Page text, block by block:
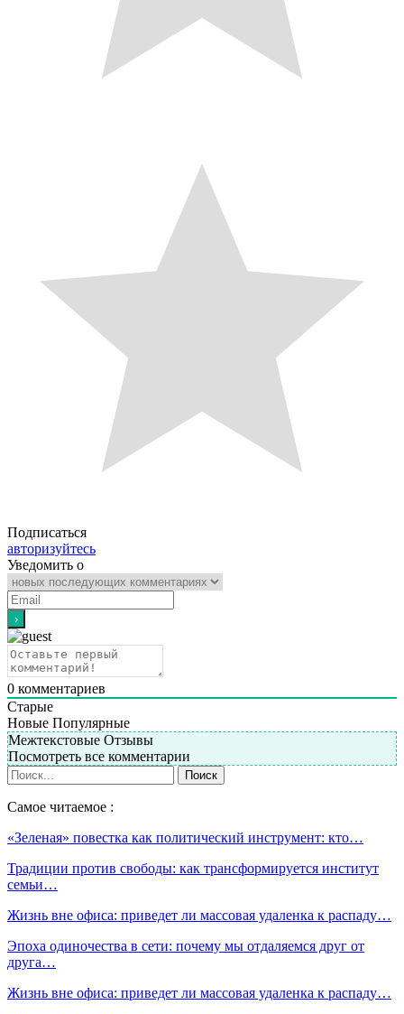
Подписаться
авторизуйтесь
Уведомить о
0 комментариев
Старые
Новые Популярные
Межтекстовые Отзывы
Посмотреть все комментарии
Самое читаемое :
«Зеленая» повестка как политический инструмент: кто…
Традиции против свободы: как трансформируется институт
семьи…
Жизнь вне офиса: приведет ли массовая удаленка к распаду…
Эпоха одиночества в сети: почему мы отдаляемся друг от
друга…
Жизнь вне офиса: приведет ли массовая удаленка к распаду…